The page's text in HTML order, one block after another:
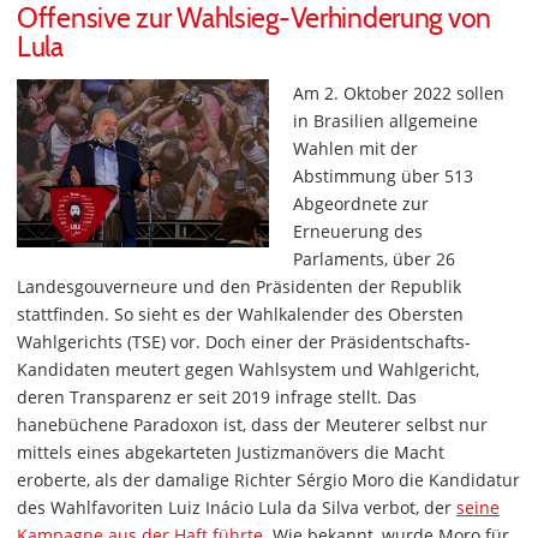
Offensive zur Wahlsieg-Verhinderung von
Lula
Am 2. Oktober 2022 sollen
in Brasilien allgemeine
Wahlen mit der
Abstimmung über 513
Abgeordnete zur
Erneuerung des
Parlaments, über 26
Landesgouverneure und den Präsidenten der Republik
stattfinden. So sieht es der Wahlkalender des Obersten
Wahlgerichts (TSE) vor. Doch einer der Präsidentschafts-
Kandidaten meutert gegen Wahlsystem und Wahlgericht,
deren Transparenz er seit 2019 infrage stellt. Das
hanebüchene Paradoxon ist, dass der Meuterer selbst nur
mittels eines abgekarteten Justizmanövers die Macht
eroberte, als der damalige Richter Sérgio Moro die Kandidatur
des Wahlfavoriten Luiz Inácio Lula da Silva verbot, der seine